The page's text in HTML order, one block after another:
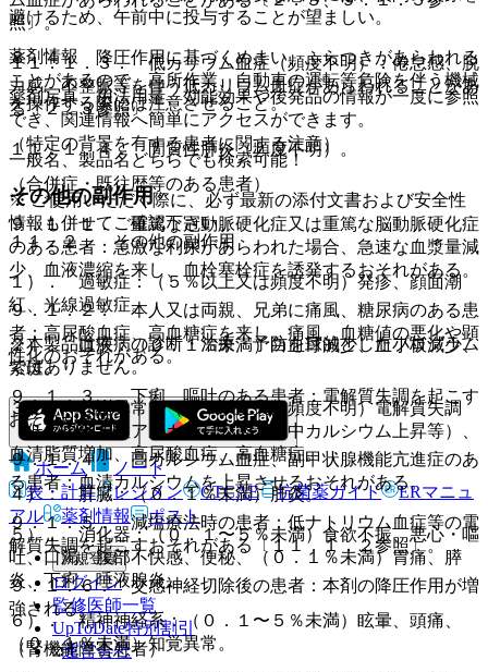
避けるため、午前中に投与することが望ましい。
８．４． 降圧作用に基づくめまい、ふらつきがあらわれる
ことがあるので、高所作業、自動車の運転等危険を伴う機械
を操作する際には注意させること。
（特定の背景を有する患者に関する注意）
（合併症・既往歴等のある患者）
９．１．１． 重篤な冠動脈硬化症又は重篤な脳動脈硬化症
のある患者：急激な利尿があらわれた場合、急速な血漿量減
少、血液濃縮を来し、血栓塞栓症を誘発するおそれがある。
９．１．２． 本人又は両親、兄弟に痛風、糖尿病のある患
者：高尿酸血症、高血糖症を来し、痛風、血糖値の悪化や顕
性化のおそれがある。
９．１．３． 下痢、嘔吐のある患者：電解質失調を起こす
おそれがある。
９．１．４． 高カルシウム血症、副甲状腺機能亢進症のあ
る患者：血清カルシウムを上昇させるおそれがある。
９．１．５． 減塩療法時の患者：低ナトリウム血症等の電
解質失調を起こすおそれがある〔１１．１．２参照〕。
９．１．６． 交感神経切除後の患者：本剤の降圧作用が増
強される。
（腎機能障害患者）
照〕。
１１．１．３． 低カリウム血症（頻度不明）：倦怠感、脱
力感、不整脈等を伴う低カリウム血症があらわれることがあ
る〔２．３参照〕。
１１．１．４． 間質性肺炎（頻度不明）。
その他の副作用
１１．２． その他の副作用
１）． 過敏症：（５％以上又は頻度不明）発疹、顔面潮
紅、光線過敏症。
２）． 血液：（０．１％未満）白血球減少、血小板減少、
紫斑。
３）． 代謝異常：（５％以上又は頻度不明）電解質失調
（低クロール性アルカローシス、血中カルシウム上昇等）、
血清脂質増加、高尿酸血症、高血糖症。
４）． 肝臓：（０．１％未満）肝炎。
５）． 消化器：（０．１〜５％未満）食欲不振、悪心・嘔
吐、口渇、腹部不快感、便秘、（０．１％未満）胃痛、膵
炎、下痢、唾液腺炎。
６）． 精神神経系：（０．１〜５％未満）眩暈、頭痛、
（０．１％未満）知覚異常。
薬剤情報
薬剤写真、用法用量、効能効果や後発品の情報が一度に参照
でき、関連情報へ簡単にアクセスができます。
一般名、製品名どちらでも検索可能！
※ ご使用いただく際に、必ず最新の添付文書および安全性
情報も併せてご確認下さい。
※本製品は疾病の診断・治療・予防を目的としたプログラム
ではありません。
ホーム
ノート
表・計算
レジメン CTCAE 抗菌薬ガイド
ERマニュ
アル
薬剤情報 ポスト
新規登録
ログイン
監修医師一覧
UpToDate特別割引
運営会社